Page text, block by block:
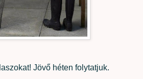
Jövő héten folytatjuk.